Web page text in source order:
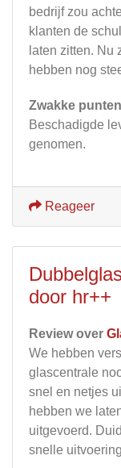
bedrijf zou
klanten de
laten zitten. Nu
hebben nog
Zwakke punten
Beschadigde
genomen.
Reageer
door hr++
Review over
We hebben
glascentrale
snel en netjes
hebben we
uitgevoerd.
snelle